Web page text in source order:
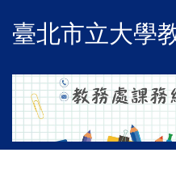
到
內
容
區
臺北市立大學